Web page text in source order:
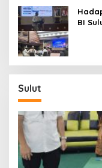
BI
Sulut